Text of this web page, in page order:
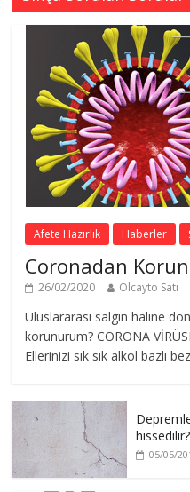
Afete Hazırlık Haberler
Coronadan
26/02/2020 Olcayto Satı
Uluslararası salgın haline
korunurum? CORONA
Ellerinizi sık sık alkol bazlı
hissedilir?
05/05/